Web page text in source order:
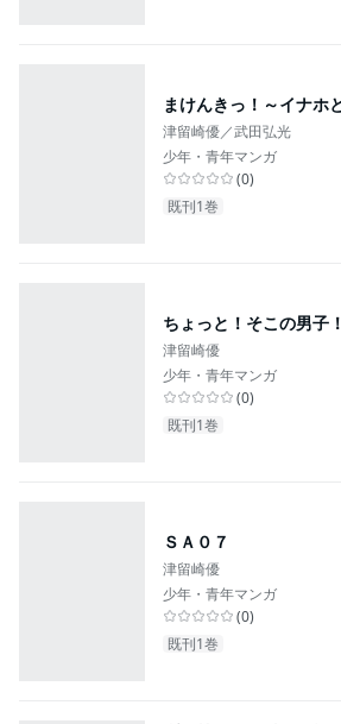
まけんきっ！～イナホ
津留崎優／武田弘光
少年・青年マンガ
(0)
既刊1巻
ちょっと！そこの男子！
津留崎優
少年・青年マンガ
(0)
既刊1巻
ＳＡ０７
津留崎優
少年・青年マンガ
(0)
既刊1巻